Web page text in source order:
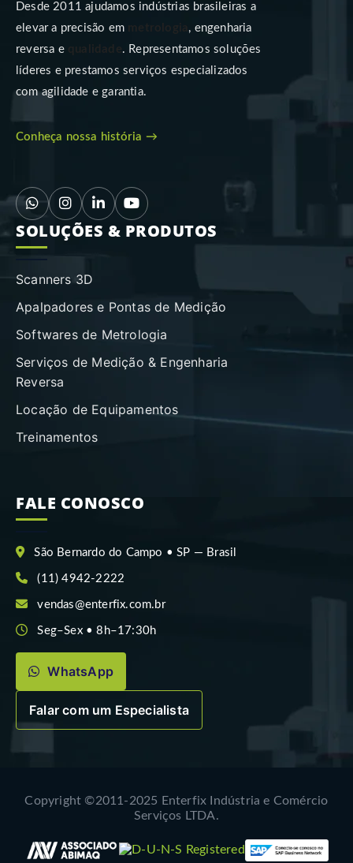
Desde 2011 ajudamos indústrias brasileiras a
elevar a precisão em
, engenharia
reversa e
. Representamos soluções
líderes e prestamos serviços especializados
com agilidade e garantia.
Conheça nossa história →
SOLUÇÕES & PRODUTOS
Scanners 3D
Apalpadores e Pontas de Medição
Softwares de Metrologia
Serviços de Medição & Engenharia
Reversa
Locação de Equipamentos
Treinamentos
FALE CONOSCO
São Bernardo do Campo • SP — Brasil
(11) 4942-2222
vendas@enterfix.com.br
Seg–Sex • 8h–17:30h
WhatsApp
Falar com um Especialista
Copyright ©2011-2025 Enterfix Indústria e Comércio
Serviços LTDA.